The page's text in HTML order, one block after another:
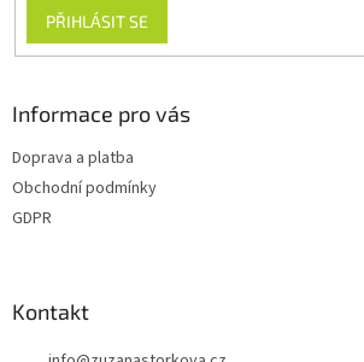
PŘIHLÁSIT SE
Informace pro vás
Doprava a platba
Obchodní podmínky
GDPR
Kontakt